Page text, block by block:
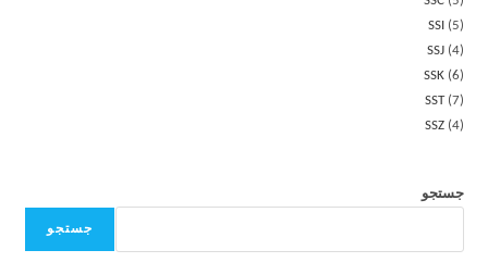
SSI
5
SSJ 4
SSK 6
SST 7
SSZ 4
جستجو
جستجو